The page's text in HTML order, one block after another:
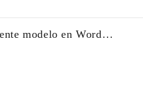
modelo en Word…